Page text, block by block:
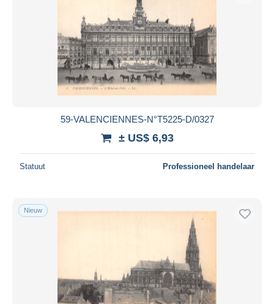
59-VALENCIENNES-N°T5225-D/0327
± US$ 6,93
Statuut Professioneel handelaar
Nieuw